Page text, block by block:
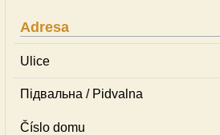
Adresa
Ulice
Підвальна / Pidvalna
Číslo domu